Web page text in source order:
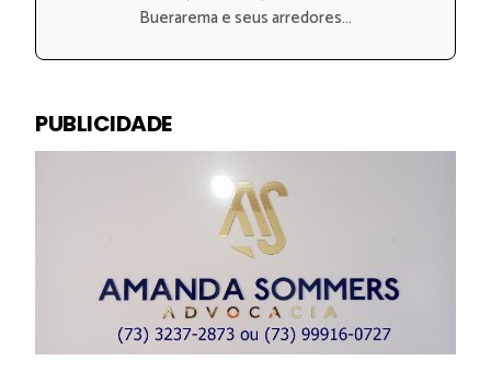
Buerarema e seus arredores...
PUBLICIDADE